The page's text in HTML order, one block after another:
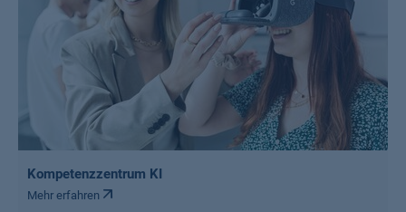
Kompetenzzentrum KI
Mehr erfahren